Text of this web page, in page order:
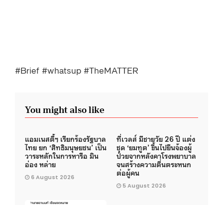
#Brief #whatsup #TheMATTER
You might also like
แอมเนสตี้ฯ เรียกร้องรัฐบาล
ไทย ยก ‘สิทธิมนุษยชน’ เป็น
วาระหลักในการหารือ มิน
อ่อง หล่าย
6 August 2026
ที่เวลส์ มีชายวัย 26 ปี แต่ง
ชุด ‘ยมทูต’ ขึ้นไปยืนจ้องผู้
ป่วยจากหลังคาโรงพยาบาล
จนสร้างความตื่นตระหนก
ต่อผู้คน
5 August 2026